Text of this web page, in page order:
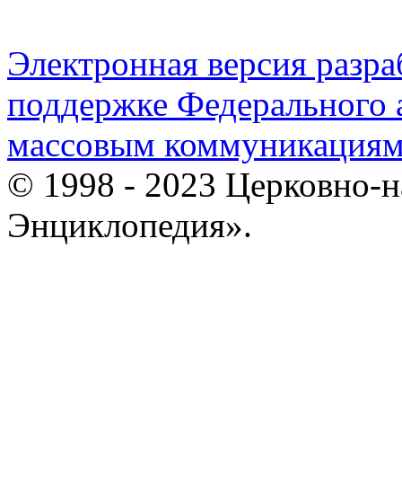
Электронная версия
поддержке Федерального
массовым
© 1998 - 2023 Церковно-
Энциклопедия».